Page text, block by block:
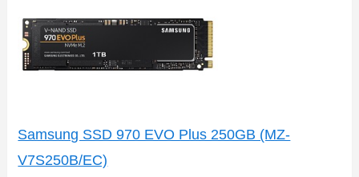
Samsung SSD 970 EVO Plus 250GB (MZ-
V7S250B/EC)